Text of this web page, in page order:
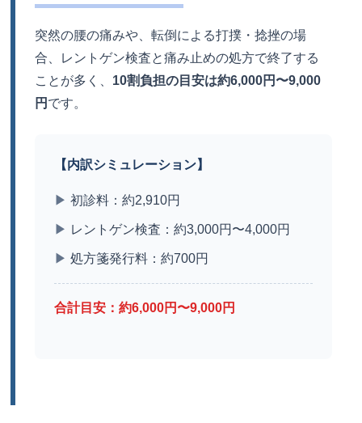
突然の腰の痛みや、転倒による打撲・捻挫の場
合、レントゲン検査と痛み止めの処方で終了する
ことが多く、 10割負担の目安は約6,000円〜9,000
円 です。
【内訳シミュレーション】
▶ 初診料：約2,910円
▶ レントゲン検査：約3,000円〜4,000円
▶ 処方箋発行料：約700円
合計目安：約6,000円〜9,000円